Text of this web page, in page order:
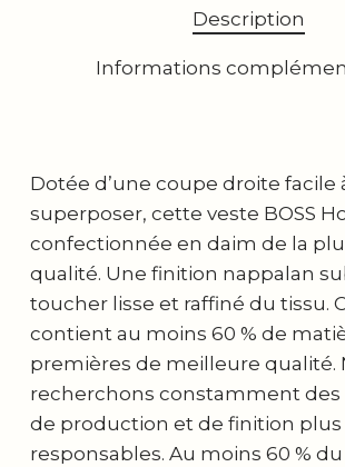
Description
Informations
Dotée d’une coupe droite facile
superposer, cette veste BOSS
confectionnée en daim de la
qualité. Une finition nappalan
toucher lisse et raffiné du tissu.
contient au moins 60 % de
premières de meilleure qualité.
recherchons constamment
de production et de finition plus
responsables. Au moins 60 %